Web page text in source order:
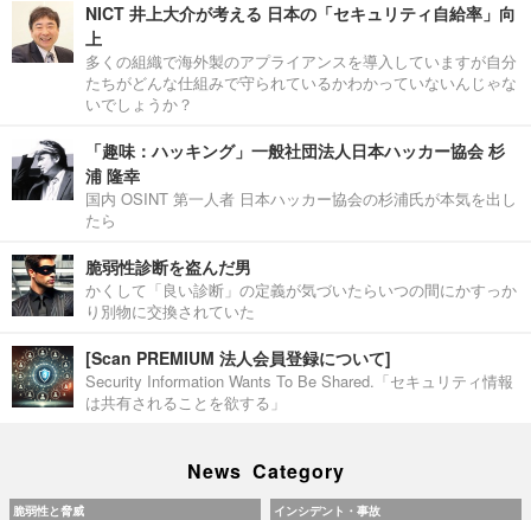
NICT 井上大介が考える 日本の「セキュリティ自給率」向
上
多くの組織で海外製のアプライアンスを導入していますが自分
たちがどんな仕組みで守られているかわかっていないんじゃな
いでしょうか？
「趣味：ハッキング」一般社団法人日本ハッカー協会 杉
浦 隆幸
国内 OSINT 第一人者 日本ハッカー協会の杉浦氏が本気を出し
たら
脆弱性診断を盗んだ男
かくして「良い診断」の定義が気づいたらいつの間にかすっか
り別物に交換されていた
[Scan PREMIUM 法人会員登録について]
Security Information Wants To Be Shared.「セキュリティ情報
は共有されることを欲する」
News Category
脆弱性と脅威 インシデント・事故